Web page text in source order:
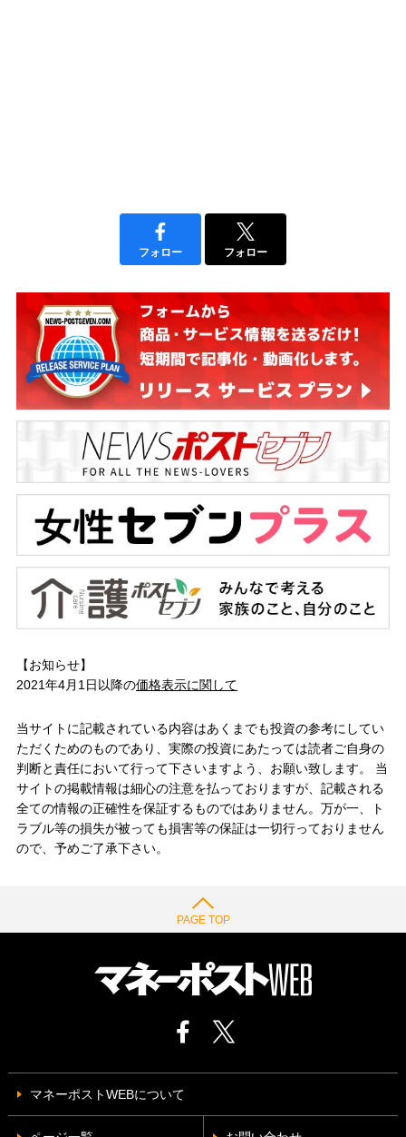
フォロー フォロー
【お知らせ】
2021年4月1日以降の価格表示に関して
当サイトに記載されている内容はあくまでも投資の参考にしてい
ただくためのものであり、実際の投資にあたっては読者ご自身の
判断と責任において行って下さいますよう、お願い致します。 当
サイトの掲載情報は細心の注意を払っておりますが、記載される
全ての情報の正確性を保証するものではありません。万が一、ト
ラブル等の損失が被っても損害等の保証は一切行っておりません
ので、予めご了承下さい。
PAGE TOP
マネーポストWEBについて